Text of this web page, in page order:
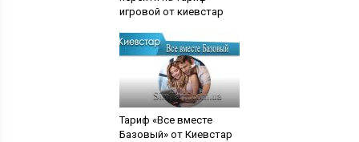
игровой от киевстар
Тариф «Все вместе
Базовый» от Киевстар